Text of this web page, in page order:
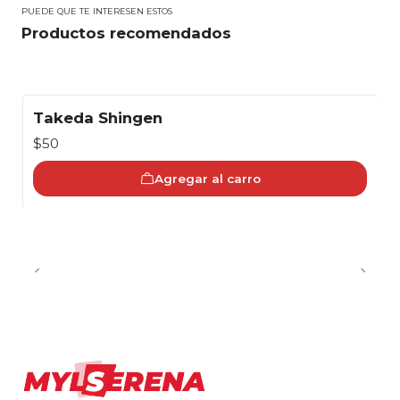
PUEDE QUE TE INTERESEN ESTOS
Productos recomendados
Takeda Shingen
$50
Agregar al carro